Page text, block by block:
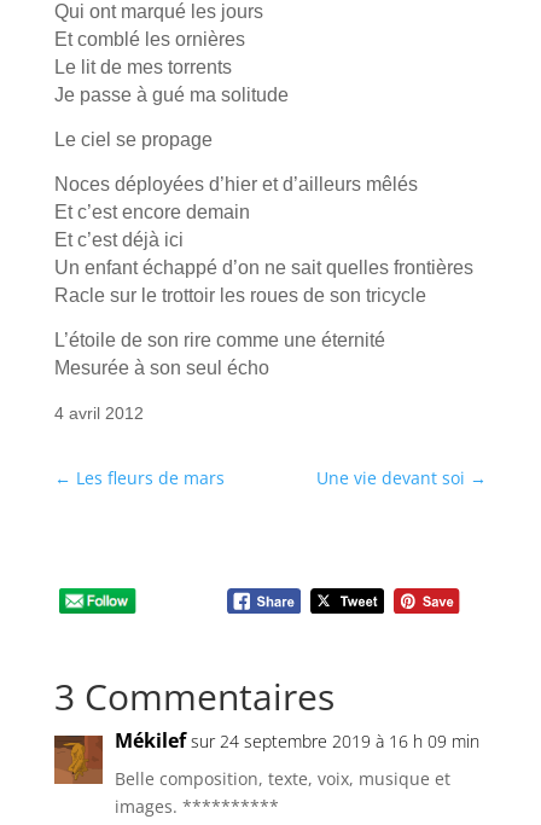
Qui ont marqué les jours
Et comblé les ornières
Le lit de mes torrents
Je passe à gué ma solitude
Le ciel se propage
Noces déployées d’hier et d’ailleurs mêlés
Et c’est encore demain
Et c’est déjà ici
Un enfant échappé d’on ne sait quelles frontières
Racle sur le trottoir les roues de son tricycle
L’étoile de son rire comme une éternité
Mesurée à son seul écho
4 avril 2012
← Les fleurs de mars Une vie devant soi →
3 Commentaires
Mékilef sur 24 septembre 2019 à 16 h 09 min
Belle composition, texte, voix, musique et
images. **********